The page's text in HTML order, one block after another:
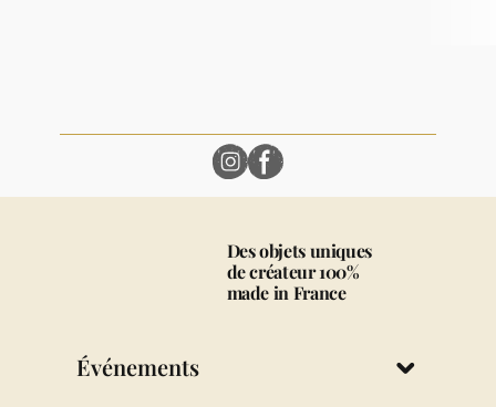
Des objets uniques
de créateur 100%
made in France
Événements